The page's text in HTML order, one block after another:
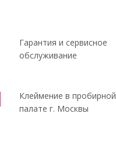
Гарантия и сервисное
обслуживание
Клеймение в пробирной
палате г. Москвы